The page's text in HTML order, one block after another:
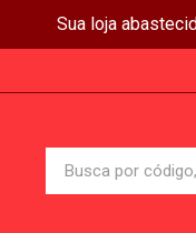
Sua loja